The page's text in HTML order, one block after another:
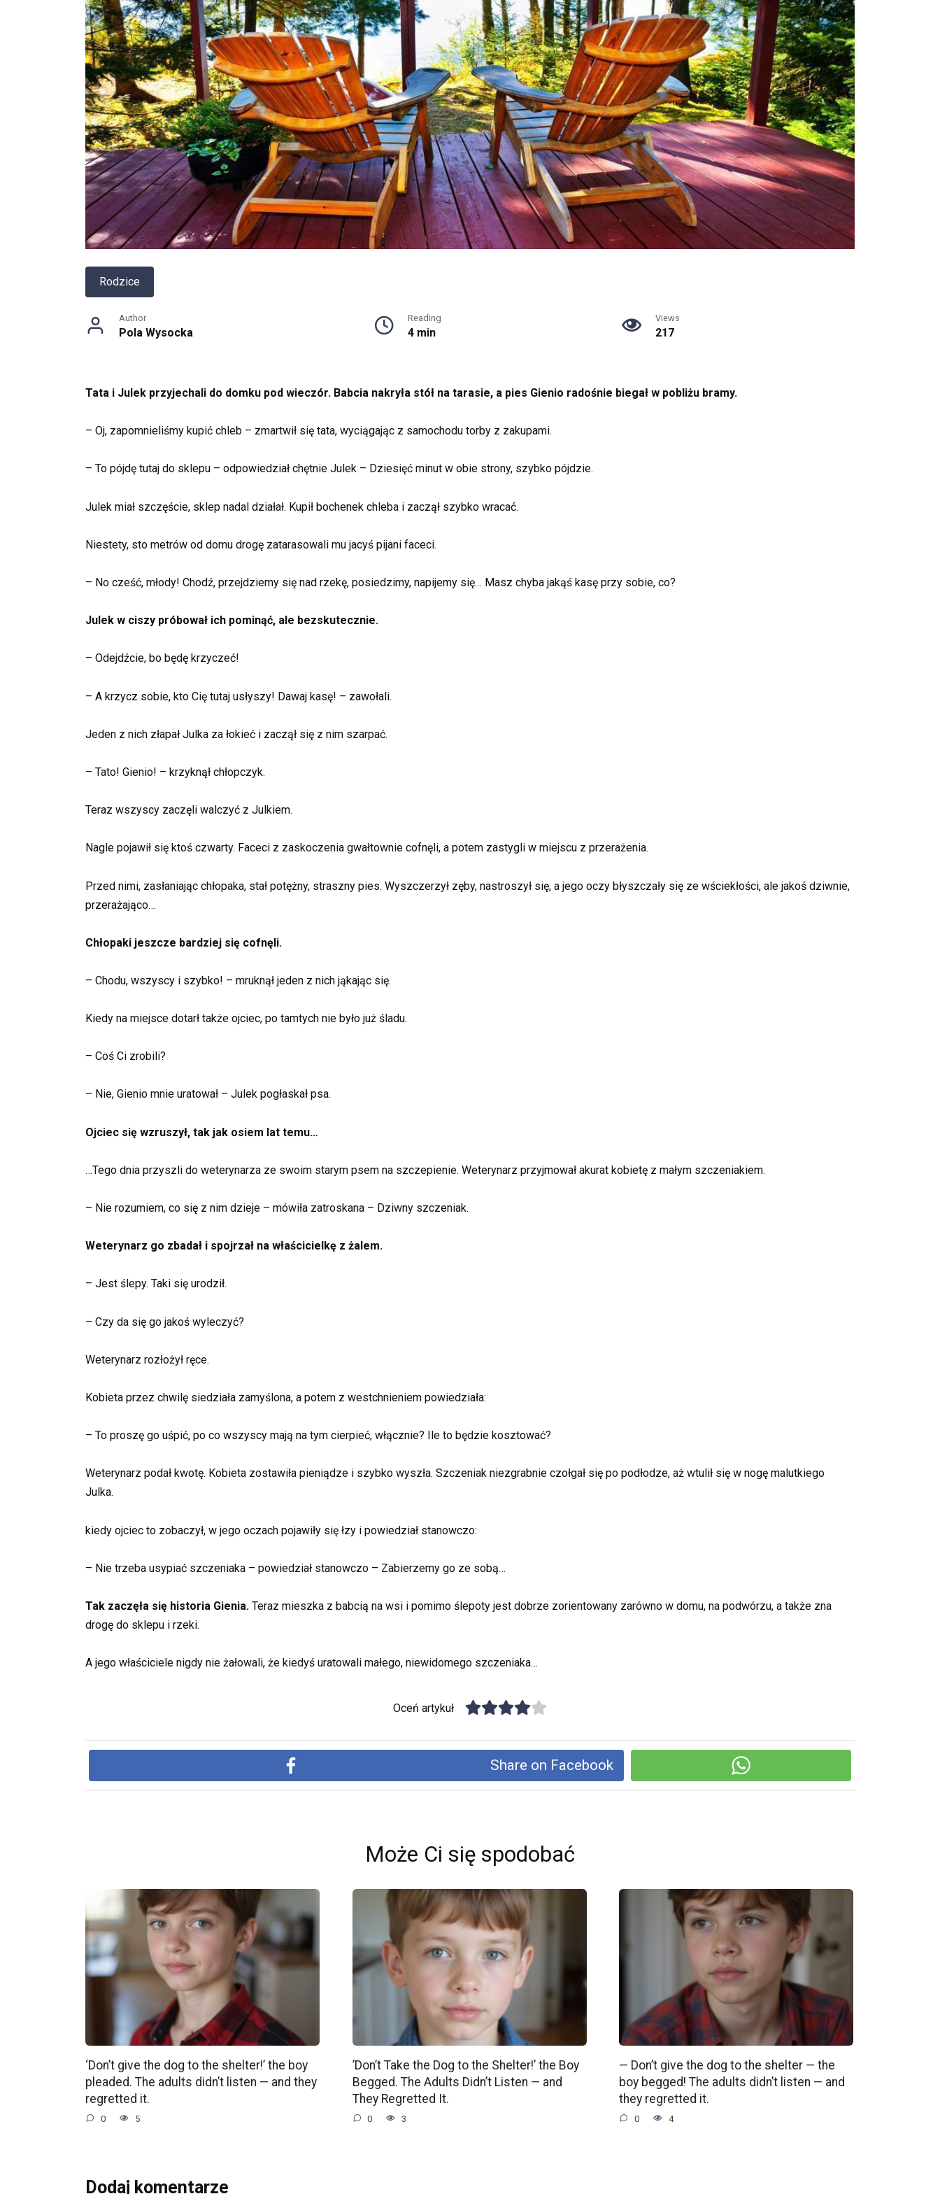
Rodzice
Author
Pola Wysocka
Reading
4 min
Views
217
Tata i Julek przyjechali do domku pod wieczór. Babcia nakryła stół na tarasie, a pies Gienio radośnie biegał w pobliżu bramy.
– Oj, zapomnieliśmy kupić chleb – zmartwił się tata, wyciągając z samochodu torby z zakupami.
– To pójdę tutaj do sklepu – odpowiedział chętnie Julek – Dziesięć minut w obie strony, szybko pójdzie.
Julek miał szczęście, sklep nadal działał. Kupił bochenek chleba i zaczął szybko wracać.
Niestety, sto metrów od domu drogę zatarasowali mu jacyś pijani faceci.
– No cześć, młody! Chodź, przejdziemy się nad rzekę, posiedzimy, napijemy się… Masz chyba jakąś kasę przy sobie, co?
Julek w ciszy próbował ich pominąć, ale bezskutecznie.
– Odejdźcie, bo będę krzyczeć!
– A krzycz sobie, kto Cię tutaj usłyszy! Dawaj kasę! – zawołali.
Jeden z nich złapał Julka za łokieć i zaczął się z nim szarpać.
– Tato! Gienio! – krzyknął chłopczyk.
Teraz wszyscy zaczęli walczyć z Julkiem.
Nagle pojawił się ktoś czwarty. Faceci z zaskoczenia gwałtownie cofnęli, a potem zastygli w miejscu z przerażenia.
Przed nimi, zasłaniając chłopaka, stał potężny, straszny pies. Wyszczerzył zęby, nastroszył się, a jego oczy błyszczały się ze wściekłości, ale jakoś dziwnie,
przerażająco…
Chłopaki jeszcze bardziej się cofnęli.
– Chodu, wszyscy i szybko! – mruknął jeden z nich jąkając się.
Kiedy na miejsce dotarł także ojciec, po tamtych nie było już śladu.
– Coś Ci zrobili?
– Nie, Gienio mnie uratował – Julek pogłaskał psa.
Ojciec się wzruszył, tak jak osiem lat temu…
…Tego dnia przyszli do weterynarza ze swoim starym psem na szczepienie. Weterynarz przyjmował akurat kobietę z małym szczeniakiem.
– Nie rozumiem, co się z nim dzieje – mówiła zatroskana – Dziwny szczeniak.
Weterynarz go zbadał i spojrzał na właścicielkę z żalem.
– Jest ślepy. Taki się urodził.
– Czy da się go jakoś wyleczyć?
Weterynarz rozłożył ręce.
Kobieta przez chwilę siedziała zamyślona, a potem z westchnieniem powiedziała:
– To proszę go uśpić, po co wszyscy mają na tym cierpieć, włącznie? Ile to będzie kosztować?
Weterynarz podał kwotę. Kobieta zostawiła pieniądze i szybko wyszła. Szczeniak niezgrabnie czołgał się po podłodze, aż wtulił się w nogę malutkiego
Julka.
kiedy ojciec to zobaczył, w jego oczach pojawiły się łzy i powiedział stanowczo:
– Nie trzeba usypiać szczeniaka – powiedział stanowczo – Zabierzemy go ze sobą…
Tak zaczęła się historia Gienia. Teraz mieszka z babcią na wsi i pomimo ślepoty jest dobrze zorientowany zarówno w domu, na podwórzu, a także zna
drogę do sklepu i rzeki.
A jego właściciele nigdy nie żałowali, że kiedyś uratowali małego, niewidomego szczeniaka…
Oceń artykuł
Share on Facebook
Może Ci się spodobać
‘Don’t give the dog to the shelter!’ the boy
pleaded. The adults didn’t listen — and they
regretted it.
0 5
’Don’t Take the Dog to the Shelter!’ the Boy
Begged. The Adults Didn’t Listen — and
They Regretted It.
0 3
— Don’t give the dog to the shelter — the
boy begged! The adults didn’t listen — and
they regretted it.
0 4
Dodaj komentarze